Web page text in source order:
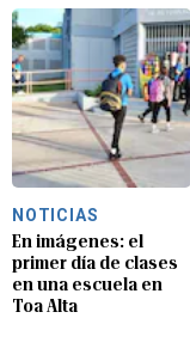
NOTICIAS
En imágenes: el
primer día de clases
en una escuela en
Toa Alta